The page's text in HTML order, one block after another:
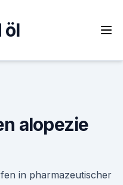
öl
alopezie
in pharmazeutischer